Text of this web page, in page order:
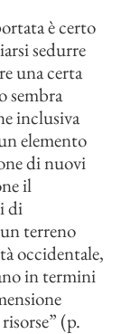
è certo
sedurre
una certa
sembra
inclusiva
elemento
di nuovi
il
di
terreno
occidentale,
in termini
(p.